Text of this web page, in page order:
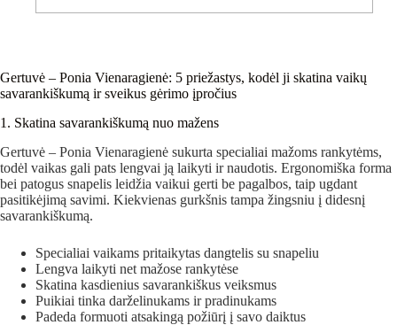
Gertuvė – Ponia Vienaragienė: 5 priežastys, kodėl ji skatina vaikų
savarankiškumą ir sveikus gėrimo įpročius
1. Skatina savarankiškumą nuo mažens
Gertuvė – Ponia Vienaragienė sukurta specialiai mažoms rankytėms,
todėl vaikas gali pats lengvai ją laikyti ir naudotis. Ergonomiška forma
bei patogus snapelis leidžia vaikui gerti be pagalbos, taip ugdant
pasitikėjimą savimi. Kiekvienas gurkšnis tampa žingsniu į didesnį
savarankiškumą.
Specialiai vaikams pritaikytas dangtelis su snapeliu
Lengva laikyti net mažose rankytėse
Skatina kasdienius savarankiškus veiksmus
Puikiai tinka darželinukams ir pradinukams
Padeda formuoti atsakingą požiūrį į savo daiktus